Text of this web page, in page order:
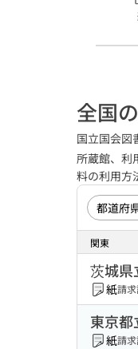
全国
国立国会図
所蔵館、利
料の利用方
関東
茨城県
紙請求
東京
紙請求